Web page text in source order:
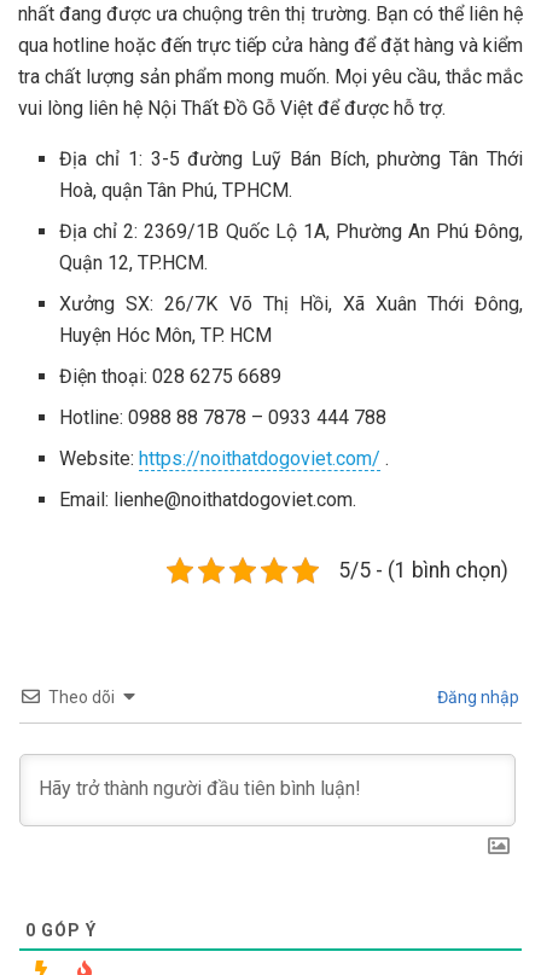
nhất đang được ưa chuộng trên thị trường. Bạn có thể liên hệ
qua hotline hoặc đến trực tiếp cửa hàng để đặt hàng và kiểm
tra chất lượng sản phẩm mong muốn. Mọi yêu cầu, thắc mắc
vui lòng liên hệ Nội Thất Đồ Gỗ Việt để được hỗ trợ.
Địa chỉ 1: 3-5 đường Luỹ Bán Bích, phường Tân Thới
Hoà, quận Tân Phú, TPHCM.
Địa chỉ 2: 2369/1B Quốc Lộ 1A, Phường An Phú Đông,
Quận 12, TP.HCM.
Xưởng SX: 26/7K Võ Thị Hồi, Xã Xuân Thới Đông,
Huyện Hóc Môn, TP. HCM
Điện thoại: 028 6275 6689
Hotline: 0988 88 7878 – 0933 444 788
Website:https://noithatdogoviet.com/ .
Email: lienhe@noithatdogoviet.com.
5/5 - (1 bình chọn)
Theo dõi Đăng nhập
0 GÓP Ý